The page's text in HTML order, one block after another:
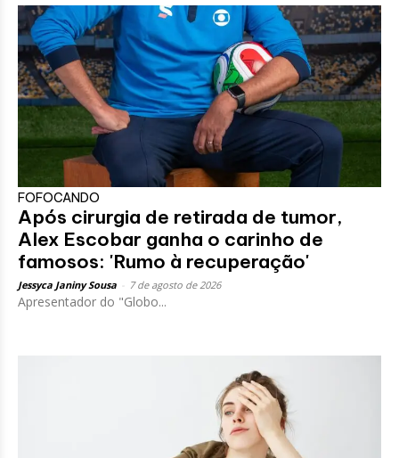
FOFOCANDO
Após cirurgia de retirada de tumor,
Alex Escobar ganha o carinho de
famosos: 'Rumo à recuperação'
Jessyca Janiny Sousa 7 de agosto de 2026
Apresentador do "Globo...